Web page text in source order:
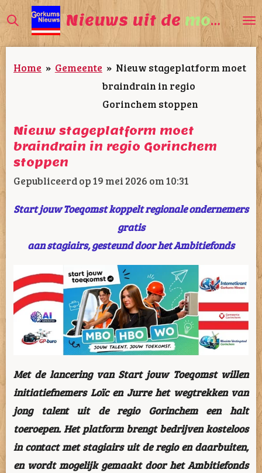
Ga
direct
naar
de
Nieuws uit de mooiste
Home » Gemeente » Nieuw stageplatform moet
braindrain in regio
Gorinchem stoppen
Nieuw stageplatform moet
braindrain in regio Gorinchem
stoppen
Gepubliceerd op 19 mei 2026 om 10:31
Start jouw Toeqomst koppelt regionale ondernemers
gratis
aan stagiairs, gesteund door het Ambitiefonds
Met de lancering van Start jouw Toeqomst willen
initiatiefnemers Loïc en Jurre het wegtrekken van
jong talent uit de regio Gorinchem een halt
toeroepen. Het platform brengt bedrijven kosteloos
in contact met stagiairs uit de regio en daarbuiten,
en wordt mogelijk gemaakt door het Ambitiefonds